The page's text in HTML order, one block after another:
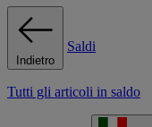
Indietro
Saldi
Tutti gli articoli in saldo